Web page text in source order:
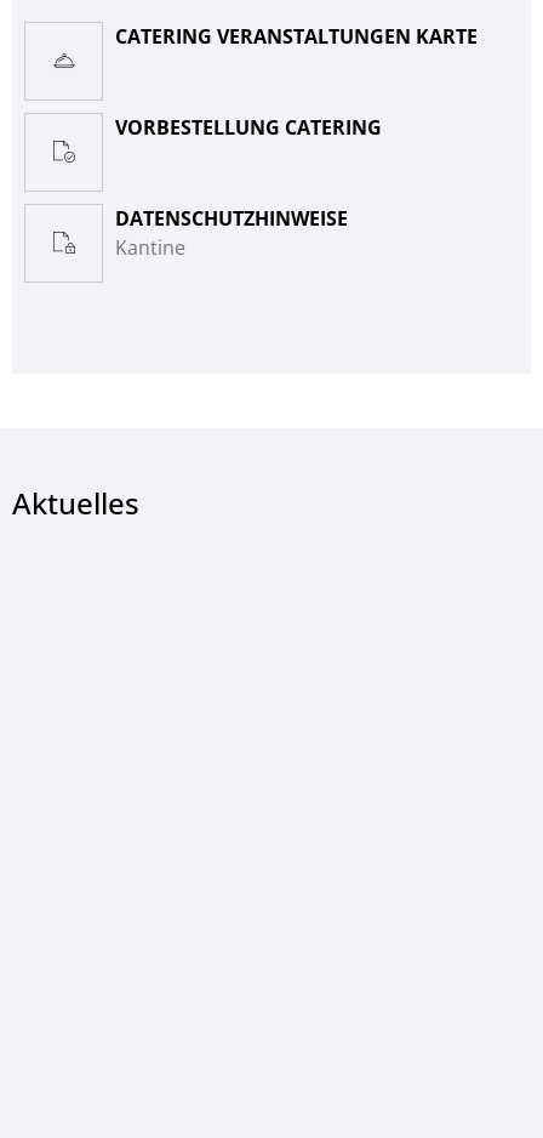
CATERING VERANSTALTUNGEN KARTE
VORBESTELLUNG CATERING
DATENSCHUTZHINWEISE
Kantine
Aktuelles